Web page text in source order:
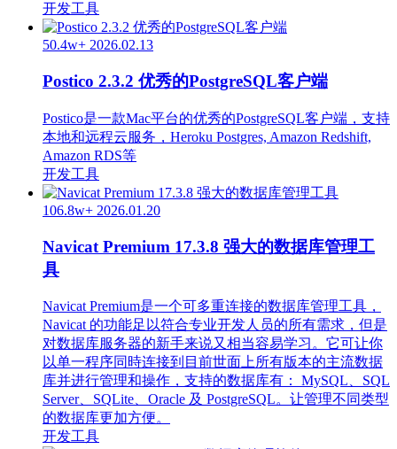
开发工具
50.4w+ 2026.02.13
Postico 2.3.2 优秀的PostgreSQL客户端
Postico是一款Mac平台的优秀的PostgreSQL客户端，支持
本地和远程云服务，Heroku Postgres, Amazon Redshift,
Amazon RDS等
开发工具
106.8w+ 2026.01.20
Navicat Premium 17.3.8 强大的数据库管理工
具
Navicat Premium是一个可多重连接的数据库管理工具，
Navicat 的功能足以符合专业开发人员的所有需求，但是
对数据库服务器的新手来说又相当容易学习。它可让你
以单一程序同時连接到目前世面上所有版本的主流数据
库并进行管理和操作，支持的数据库有： MySQL、SQL
Server、SQLite、Oracle 及 PostgreSQL。让管理不同类型
的数据库更加方便。
开发工具